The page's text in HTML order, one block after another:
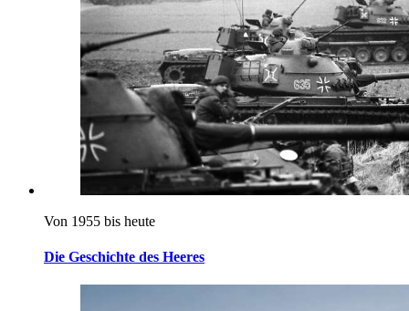
Von 1955 bis heute
Die Geschichte des Heeres